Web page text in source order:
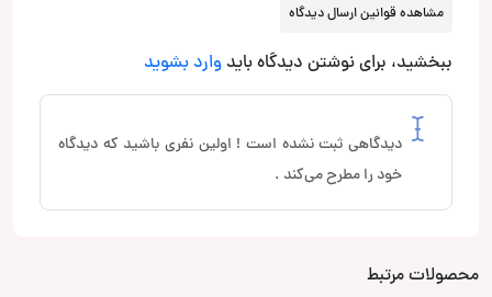
مشاهده قوانین ارسال دیدگاه
ببخشید، برای نوشتن دیدگاه باید وارد بشوید
دیدگاهی ثبت نشده است ! اولین نفری باشید که دیدگاه
خود را مطرح می‌کند .
محصولات مرتبط